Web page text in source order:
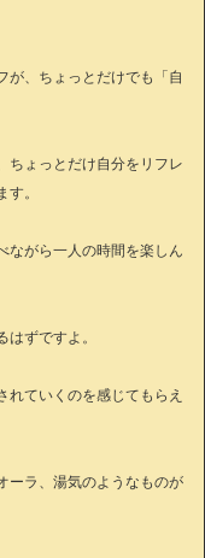
が、ちょっとだけでも「自
ちょっとだけ自分をリフレ
。
ながら一人の時間を楽しん
ずですよ。
れていくのを感じてもらえ
ーラ、湯気のようなものが